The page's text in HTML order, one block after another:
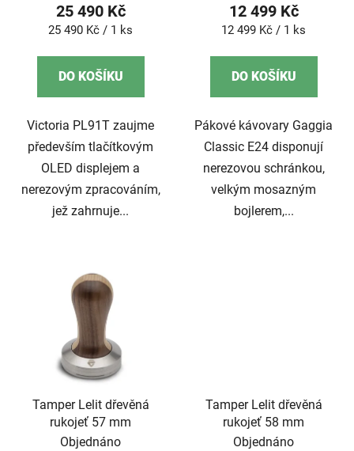
25 490 Kč
Měrná
25 490 Kč / 1 ks
DO KOŠÍKU
Victoria PL91T zaujme
především tlačítkovým
OLED displejem a
nerezovým zpracováním,
jež zahrnuje...
12 499 Kč
Měrná
12 499 Kč / 1 ks
DO KOŠÍKU
Pákové kávovary Gaggia
Classic E24 disponují
nerezovou schránkou,
velkým mosazným
bojlerem,...
Tamper Lelit dřevěná
rukojeť 57 mm
Objednáno
Tamper Lelit dřevěná
rukojeť 58 mm
Objednáno